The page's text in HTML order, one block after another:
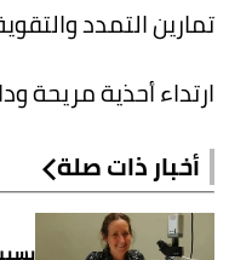
تمارين التمدد
ارتداء أحذية مريحة
أخبار ذات صلة